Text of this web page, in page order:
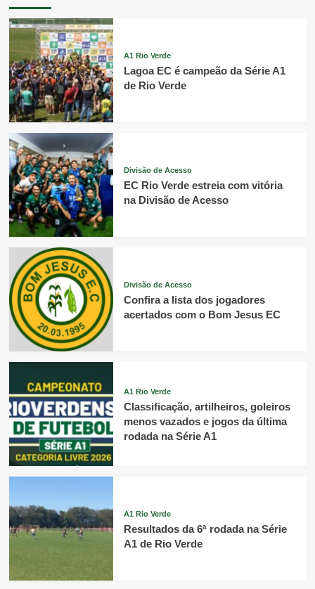
A1 Rio Verde
Lagoa EC é campeão da Série A1
de Rio Verde
Divisão de Acesso
EC Rio Verde estreia com vitória
na Divisão de Acesso
Divisão de Acesso
Confira a lista dos jogadores
acertados com o Bom Jesus EC
A1 Rio Verde
Classificação, artilheiros, goleiros
menos vazados e jogos da última
rodada na Série A1
A1 Rio Verde
Resultados da 6ª rodada na Série
A1 de Rio Verde